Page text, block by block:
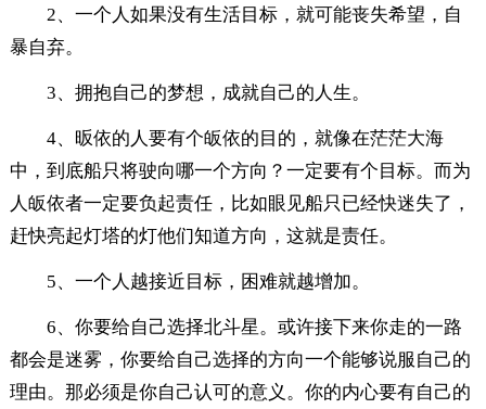
2、一个人如果没有生活目标，就可能丧失希望，自
暴自弃。
3、拥抱自己的梦想，成就自己的人生。
4、昄依的人要有个皈依的目的，就像在茫茫大海
中，到底船只将驶向哪一个方向？一定要有个目标。而为
人皈依者一定要负起责任，比如眼见船只已经快迷失了，
赶快亮起灯塔的灯他们知道方向，这就是责任。
5、一个人越接近目标，困难就越增加。
6、你要给自己选择北斗星。或许接下来你走的一路
都会是迷雾，你要给自己选择的方向一个能够说服自己的
理由。那必须是你自己认可的意义。你的内心要有自己的